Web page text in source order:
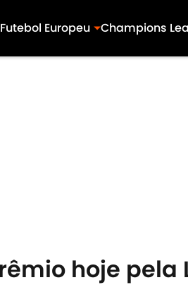
Futebol Europeu Champions
hoje pela